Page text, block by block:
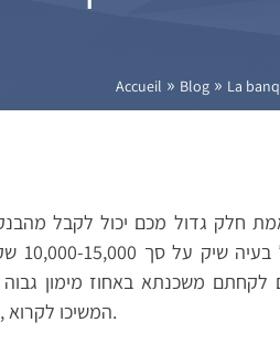
Accueil » Blog» La
חלק גדול מכם יכול לקבל
כל
לקחתם משכנתא באחוז מימון
כך בביטוח EMI, המשיכו לקרוא.